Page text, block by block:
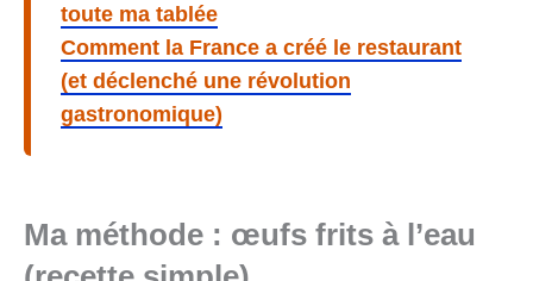
toute ma tablée
Comment la France a créé le restaurant
(et déclenché une révolution
gastronomique)
Ma méthode : œufs frits à l’eau